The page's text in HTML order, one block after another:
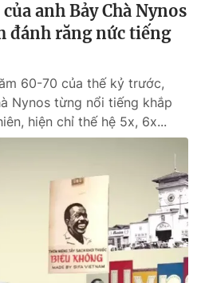
anh Bảy Chà Nynos
đánh răng nức tiếng
60-70 của thế kỷ trước,
Nynos từng nổi tiếng khắp
hiện chỉ thế hệ 5x, 6x...